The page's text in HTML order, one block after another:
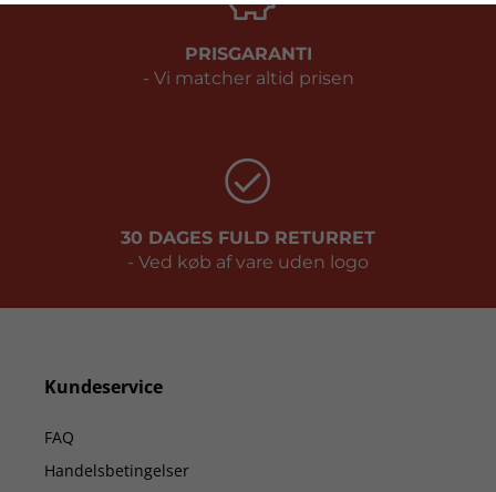
PRISGARANTI
- Vi matcher altid prisen
30 DAGES FULD RETURRET
- Ved køb af vare uden logo
Kundeservice
FAQ
Handelsbetingelser